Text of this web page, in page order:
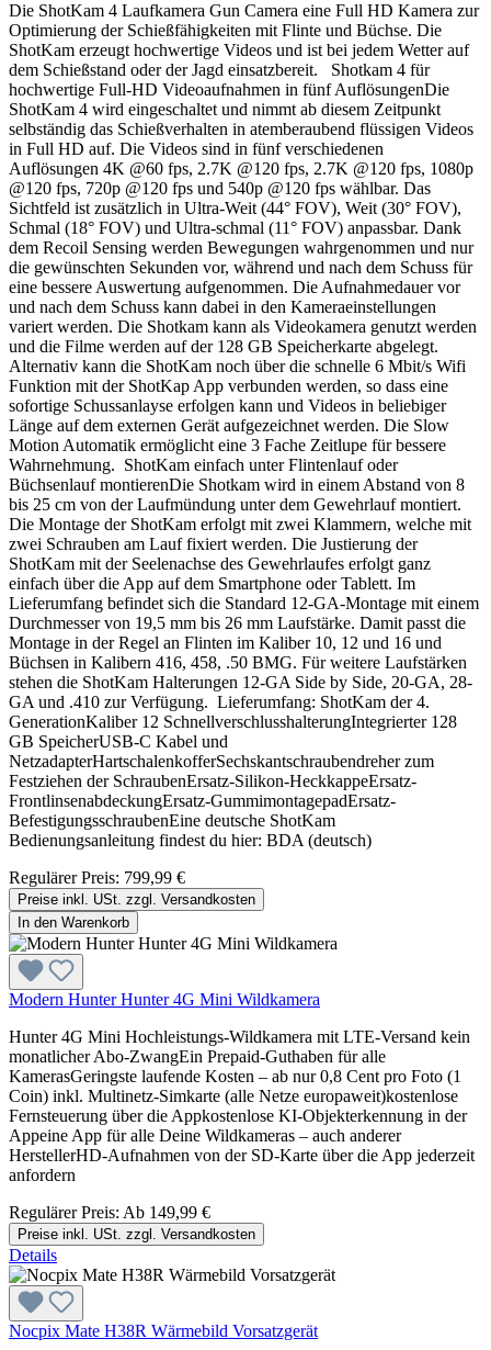
Die ShotKam 4 Laufkamera Gun Camera eine Full HD Kamera zur
Optimierung der Schießfähigkeiten mit Flinte und Büchse. Die
ShotKam erzeugt hochwertige Videos und ist bei jedem Wetter auf
dem Schießstand oder der Jagd einsatzbereit. Shotkam 4 für
hochwertige Full-HD Videoaufnahmen in fünf AuflösungenDie
ShotKam 4 wird eingeschaltet und nimmt ab diesem Zeitpunkt
selbständig das Schießverhalten in atemberaubend flüssigen Videos
in Full HD auf. Die Videos sind in fünf verschiedenen
Auflösungen 4K @60 fps, 2.7K @120 fps, 2.7K @120 fps, 1080p
@120 fps, 720p @120 fps und 540p @120 fps wählbar. Das
Sichtfeld ist zusätzlich in Ultra-Weit (44° FOV), Weit (30° FOV),
Schmal (18° FOV) und Ultra-schmal (11° FOV) anpassbar. Dank
dem Recoil Sensing werden Bewegungen wahrgenommen und nur
die gewünschten Sekunden vor, während und nach dem Schuss für
eine bessere Auswertung aufgenommen. Die Aufnahmedauer vor
und nach dem Schuss kann dabei in den Kameraeinstellungen
variert werden. Die Shotkam kann als Videokamera genutzt werden
und die Filme werden auf der 128 GB Speicherkarte abgelegt.
Alternativ kann die ShotKam noch über die schnelle 6 Mbit/s Wifi
Funktion mit der ShotKap App verbunden werden, so dass eine
sofortige Schussanlayse erfolgen kann und Videos in beliebiger
Länge auf dem externen Gerät aufgezeichnet werden. Die Slow
Motion Automatik ermöglicht eine 3 Fache Zeitlupe für bessere
Wahrnehmung. ShotKam einfach unter Flintenlauf oder
Büchsenlauf montierenDie Shotkam wird in einem Abstand von 8
bis 25 cm von der Laufmündung unter dem Gewehrlauf montiert.
Die Montage der ShotKam erfolgt mit zwei Klammern, welche mit
zwei Schrauben am Lauf fixiert werden. Die Justierung der
ShotKam mit der Seelenachse des Gewehrlaufes erfolgt ganz
einfach über die App auf dem Smartphone oder Tablett. Im
Lieferumfang befindet sich die Standard 12-GA-Montage mit einem
Durchmesser von 19,5 mm bis 26 mm Laufstärke. Damit passt die
Montage in der Regel an Flinten im Kaliber 10, 12 und 16 und
Büchsen in Kalibern 416, 458, .50 BMG. Für weitere Laufstärken
stehen die ShotKam Halterungen 12-GA Side by Side, 20-GA, 28-
GA und .410 zur Verfügung. Lieferumfang: ShotKam der 4.
GenerationKaliber 12 SchnellverschlusshalterungIntegrierter 128
GB SpeicherUSB-C Kabel und
NetzadapterHartschalenkofferSechskantschraubendreher zum
Festziehen der SchraubenErsatz-Silikon-HeckkappeErsatz-
FrontlinsenabdeckungErsatz-GummimontagepadErsatz-
BefestigungsschraubenEine deutsche ShotKam
Bedienungsanleitung findest du hier: BDA (deutsch)
Regulärer Preis: 799,99 €
Preise inkl. USt. zzgl. Versandkosten
In den Warenkorb
Modern Hunter Hunter 4G Mini Wildkamera
Hunter 4G Mini Hochleistungs-Wildkamera mit LTE-Versand kein
monatlicher Abo-ZwangEin Prepaid-Guthaben für alle
KamerasGeringste laufende Kosten – ab nur 0,8 Cent pro Foto (1
Coin) inkl. Multinetz-Simkarte (alle Netze europaweit)kostenlose
Fernsteuerung über die Appkostenlose KI-Objekterkennung in der
Appeine App für alle Deine Wildkameras – auch anderer
HerstellerHD-Aufnahmen von der SD-Karte über die App jederzeit
anfordern
Regulärer Preis: Ab 149,99 €
Preise inkl. USt. zzgl. Versandkosten
Details
Nocpix Mate H38R Wärmebild Vorsatzgerät